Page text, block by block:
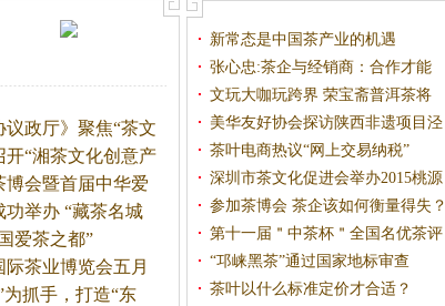
议政厅》聚焦“茶文
开“湘茶文化创意产
博会暨首届中华爱
功举办 “藏茶名城
爱茶之都”
茶业博览会五月
为抓手，打造“东
新常态是中国茶产业的机遇
张心忠:茶企与经销商：合作才能
文玩大咖玩跨界 荣宝斋普洱茶将
美华友好协会探访陕西非遗项目泾
茶叶电商热议“网上交易纳税”
深圳市茶文化促进会举办2015桃源
参加茶博会 茶企该如何衡量得失？
第十一届＂中茶杯＂全国名优茶评
“邛崃黑茶”通过国家地标审查
茶叶以什么标准定价才合适？